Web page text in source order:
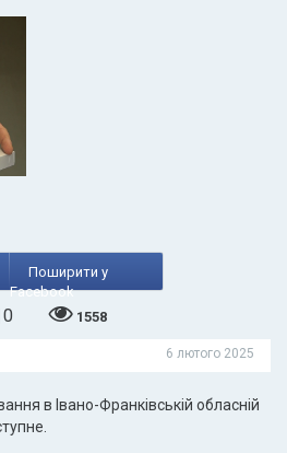
Поширити у
Facebook
0 1558
6 лютого 2025
в Івано-Франківській обласній